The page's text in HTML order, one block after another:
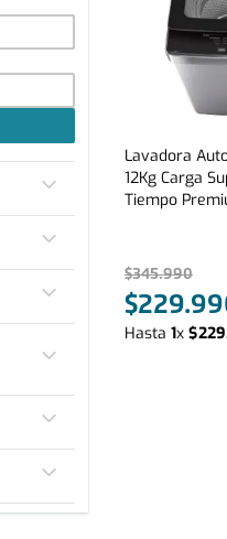
Lavadora
12Kg Carga
Tiempo
$345.990
$229.
Hasta 1x $229